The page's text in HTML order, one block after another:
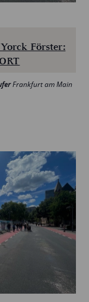
Förster:
Frankfurt am Main